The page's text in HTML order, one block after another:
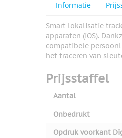
Informatie
Smart lokalisatie
apparaten (iOS).
compatibele
het traceren van
Prijsstaffel
Aantal
Onbedrukt
Opdruk voorkant